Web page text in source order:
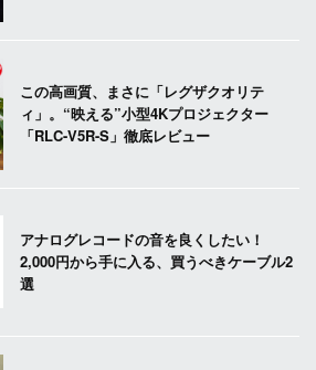
この高画質、まさに「レグザクオリテ
ィ」。“映える”小型4Kプロジェクター
「RLC-V5R-S」徹底レビュー
アナログレコードの音を良くしたい！
2,000円から手に入る、買うべきケーブル2
選